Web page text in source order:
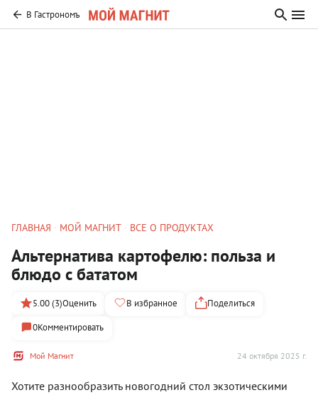
В Гастрономъ
ГЛАВНАЯ МОЙ МАГНИТ ВСЕ О ПРОДУКТАХ
Альтернатива картофелю: польза и
блюдо с бататом
Мой Магнит 24 октября 2025 г.
5.00 (3)Оценить В избранное
Поделиться
0Комментировать
Хотите разнообразить новогодний стол экзотическими